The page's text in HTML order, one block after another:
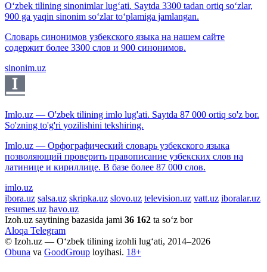
O‘zbek tilining sinonimlar lug‘ati. Saytda 3300 tadan ortiq so‘zlar,
900 ga yaqin sinonim so‘zlar to‘plamiga jamlangan.
Словарь синонимов узбекского языка на нашем сайте
содержит более 3300 слов и 900 синонимов.
sinonim.uz
Imlo.uz — O'zbek tilining imlo lug'ati. Saytda 87 000 ortiq so'z bor.
So'zning to'g'ri yozilishini tekshiring.
Imlo.uz — Орфографический словарь узбекского языка
позволяющий проверить правописание узбекских слов на
латинице и кириллице. В базе более 87 000 слов.
imlo.uz
ibora.uz salsa.uz skripka.uz slovo.uz television.uz vatt.uz iboralar.uz
resumes.uz havo.uz
Izoh.uz saytining bazasida jami 36 162 ta so‘z bor
Aloqa Telegram
© Izoh.uz — O‘zbek tilining izohli lug‘ati, 2014–2026
Obuna va GoodGroup loyihasi. 18+